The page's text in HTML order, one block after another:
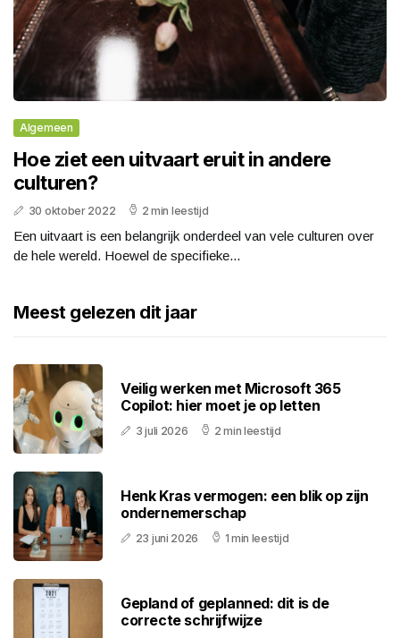
Algemeen
Hoe ziet een uitvaart eruit in andere
culturen?
30 oktober 2022 2 min leestijd
Een uitvaart is een belangrijk onderdeel van vele culturen over
de hele wereld. Hoewel de specifieke...
Meest gelezen dit jaar
Veilig werken met Microsoft 365
Copilot: hier moet je op letten
3 juli 2026 2 min leestijd
Henk Kras vermogen: een blik op zijn
ondernemerschap
23 juni 2026 1 min leestijd
Gepland of geplanned: dit is de
correcte schrijfwijze